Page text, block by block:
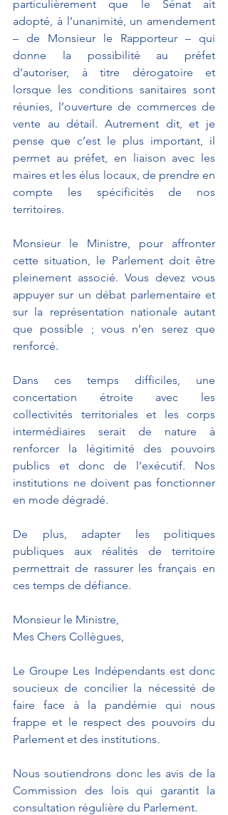
particulièrement que le Sénat ait
adopté, à l’unanimité, un amendement
– de Monsieur le Rapporteur – qui
donne la possibilité au préfet
d’autoriser, à titre dérogatoire et
lorsque les conditions sanitaires sont
réunies, l’ouverture de commerces de
vente au détail. Autrement dit, et je
pense que c’est le plus important, il
permet au préfet, en liaison avec les
maires et les élus locaux, de prendre en
compte les spécificités de nos
territoires.
Monsieur le Ministre, pour affronter
cette situation, le Parlement doit être
pleinement associé. Vous devez vous
appuyer sur un débat parlementaire et
sur la représentation nationale autant
que possible ; vous n’en serez que
renforcé.
Dans ces temps difficiles, une
concertation étroite avec les
collectivités territoriales et les corps
intermédiaires serait de nature à
renforcer la légitimité des pouvoirs
publics et donc de l’exécutif. Nos
institutions ne doivent pas fonctionner
en mode dégradé.
De plus, adapter les politiques
publiques aux réalités de territoire
permettrait de rassurer les français en
ces temps de défiance.
Monsieur le Ministre,
Mes Chers Collègues,
Le Groupe Les Indépendants est donc
soucieux de concilier la nécessité de
faire face à la pandémie qui nous
frappe et le respect des pouvoirs du
Parlement et des institutions.
Nous soutiendrons donc les avis de la
Commission des lois qui garantit la
consultation régulière du Parlement.